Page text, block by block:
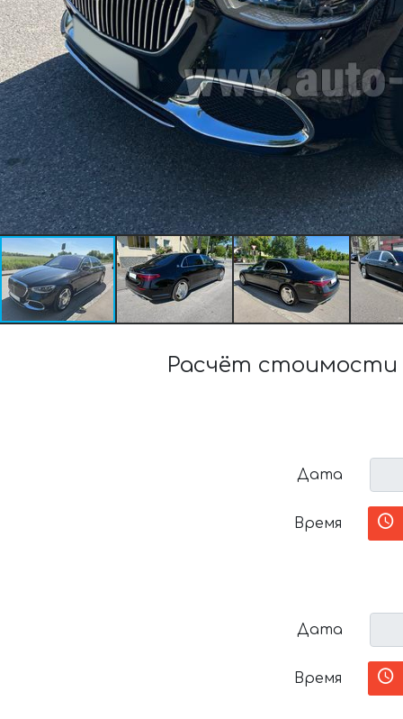
Расчёт стоимости
Дата
Время
Дата
Время